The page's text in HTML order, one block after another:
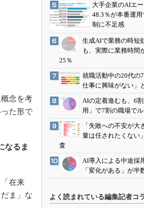
念を考
た形で
なるま
在来
ま」な
大手企業のAIエー
48.3％が本番運
制に不足感
生成AIで業務の時短
も、実際に業務時間
25％
就職活動中の20代の
仕事に興味がない」
AIの定着進むも、6
用」で7割の職場で
「失敗への不安が大
量は任されたくない
査
AI導入による中途採
「変化がある」が半
よく読まれている編集記者コ